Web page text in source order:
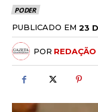
PODER
PUBLICADO EM 23
POR